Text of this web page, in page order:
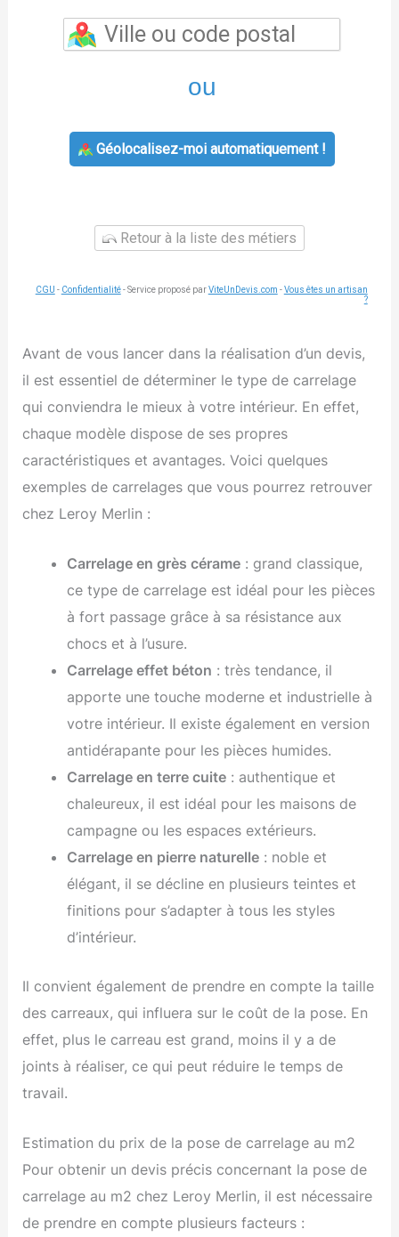
ou
Géolocalisez-moi automatiquement !
Retour à la liste des métiers
CGU - Confidentialité- Service proposé parViteUnDevis.com -Vous êtes un artisan
?
Avant de vous lancer dans la réalisation d’un devis,
il est essentiel de déterminer le type de carrelage
qui conviendra le mieux à votre intérieur. En effet,
chaque modèle dispose de ses propres
caractéristiques et avantages. Voici quelques
exemples de carrelages que vous pourrez retrouver
chez Leroy Merlin :
Carrelage en grès cérame: grand classique,
ce type de carrelage est idéal pour les pièces
à fort passage grâce à sa résistance aux
chocs et à l’usure.
Carrelage effet béton : très tendance, il
apporte une touche moderne et industrielle à
votre intérieur. Il existe également en version
antidérapante pour les pièces humides.
Carrelage en terre cuite: authentique et
chaleureux, il est idéal pour les maisons de
campagne ou les espaces extérieurs.
Carrelage en pierre naturelle: noble et
élégant, il se décline en plusieurs teintes et
finitions pour s’adapter à tous les styles
d’intérieur.
Il convient également de prendre en compte la taille
des carreaux, qui influera sur le coût de la pose. En
effet, plus le carreau est grand, moins il y a de
joints à réaliser, ce qui peut réduire le temps de
travail.
Estimation du prix de la pose de carrelage au m2
Pour obtenir un devis précis concernant la pose de
carrelage au m2 chez Leroy Merlin, il est nécessaire
de prendre en compte plusieurs facteurs :